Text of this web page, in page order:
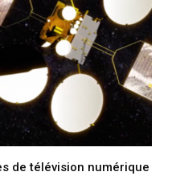
de télévision numérique